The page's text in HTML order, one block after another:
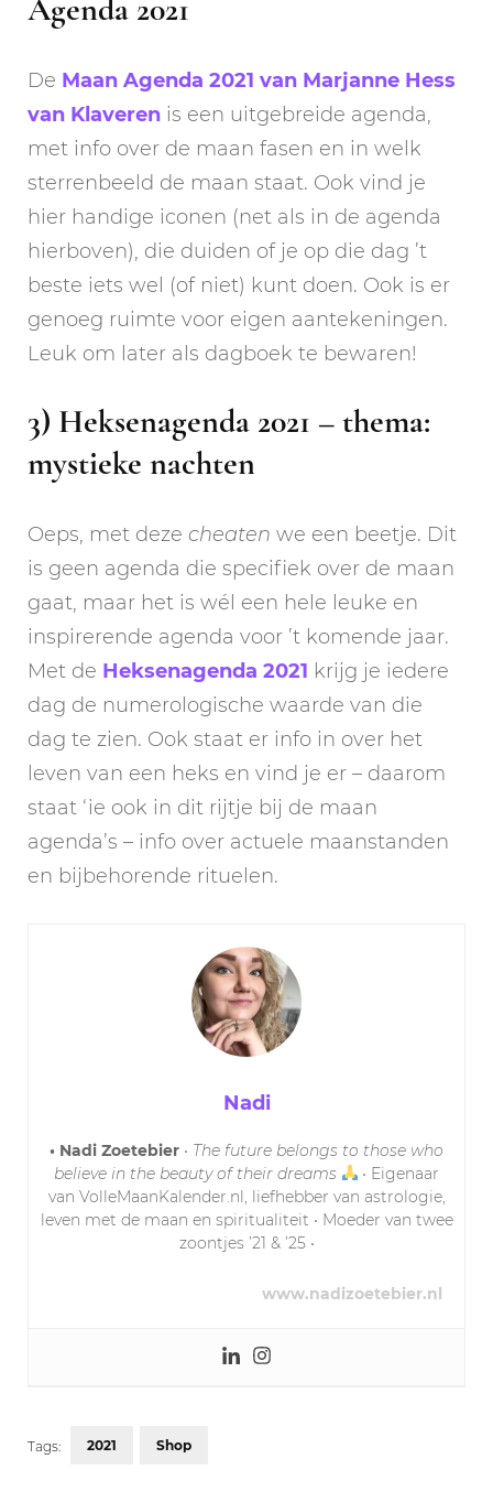
Agenda 2021
De Maan Agenda 2021 van Marjanne Hess
van Klaveren is een uitgebreide agenda,
met info over de maan fasen en in welk
sterrenbeeld de maan staat. Ook vind je
hier handige iconen (net als in de agenda
hierboven), die duiden of je op die dag ’t
beste iets wel (of niet) kunt doen. Ook is er
genoeg ruimte voor eigen aantekeningen.
Leuk om later als dagboek te bewaren!
3) Heksenagenda 2021 – thema:
mystieke nachten
Oeps, met deze cheaten we een beetje. Dit
is geen agenda die specifiek over de maan
gaat, maar het is wél een hele leuke en
inspirerende agenda voor ’t komende jaar.
Met de Heksenagenda 2021 krijg je iedere
dag de numerologische waarde van die
dag te zien. Ook staat er info in over het
leven van een heks en vind je er – daarom
staat ‘ie ook in dit rijtje bij de maan
agenda’s – info over actuele maanstanden
en bijbehorende rituelen.
Nadi
• Nadi Zoetebier • The future belongs to those who
believe in the beauty of their dreams
• Eigenaar
van VolleMaanKalender.nl, liefhebber van astrologie,
leven met de maan en spiritualiteit • Moeder van twee
zoontjes ’21 & ’25 •
www.nadizoetebier.nl
Tags: 2021 Shop